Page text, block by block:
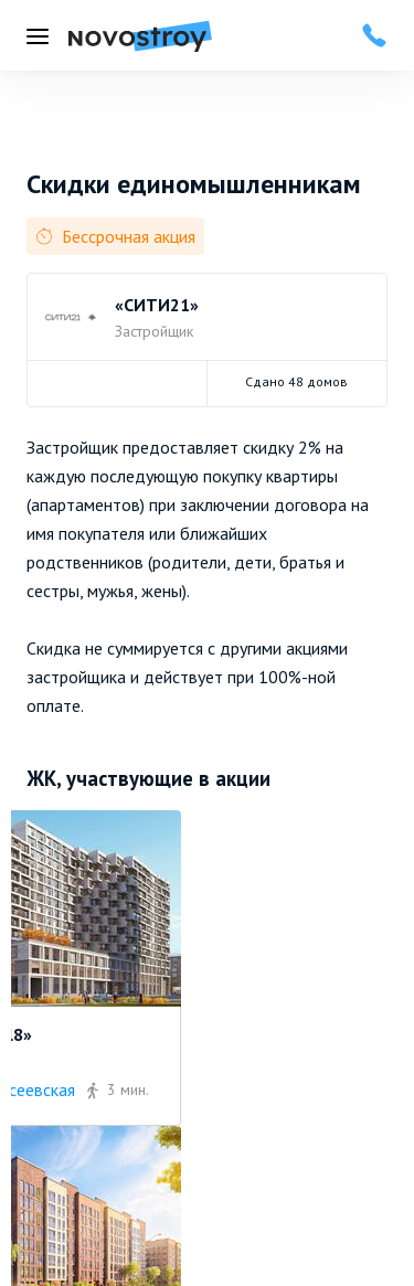
Меню
Скидки единомышленникам
Бессрочная акция
«СИТИ21»
Застройщик
Сдано 48 домов
Застройщик предоставляет скидку 2% на
каждую последующую покупку квартиры
(апартаментов) при заключении договора на
имя покупателя или ближайших
родственников (родители, дети, братья и
сестры, мужья, жены).
Скидка не суммируется с другими акциями
застройщика и действует при 100%-ной
оплате.
ЖК, участвующие в акции
3 мин.